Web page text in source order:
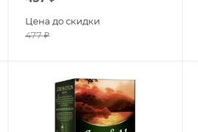
Цена до скидки
477₽